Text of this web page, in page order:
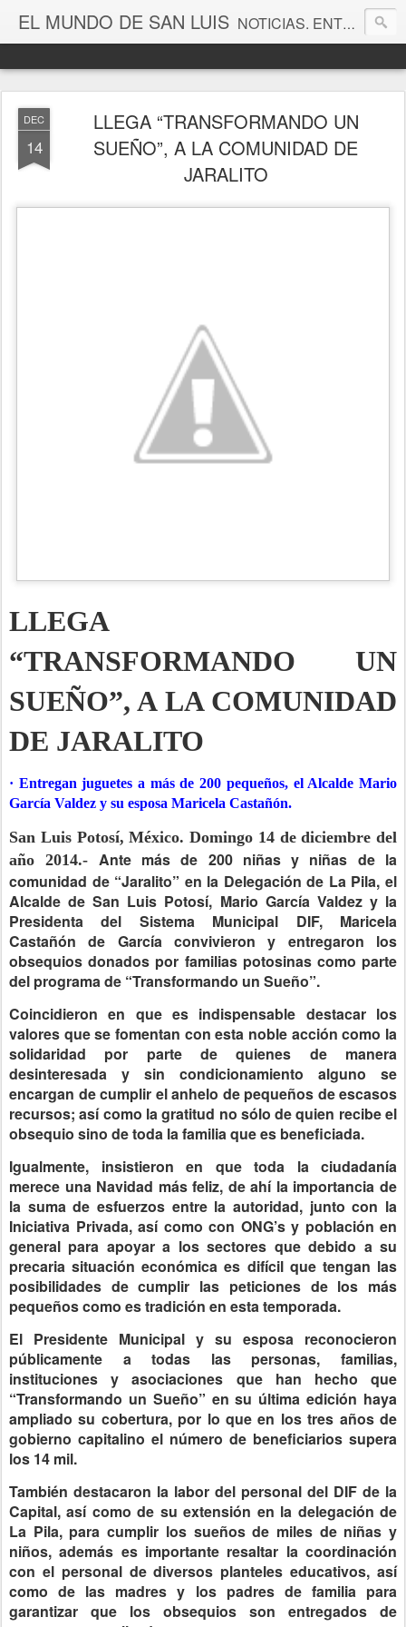
EL MUNDO DE SAN LUIS NOTICIAS. ENTRETENIMIENTO. EDITORIALES. CANAL DE VÍDEOS. GALERÍA DE FOTOGRAFÍAS.
DEC
14
LLEGA “TRANSFORMANDO UN
SUEÑO”, A LA COMUNIDAD DE
JARALITO
LLEGA
“TRANSFORMANDO UN
SUEÑO”, A LA COMUNIDAD
DE JARALITO
· Entregan juguetes a más de 200 pequeños, el Alcalde Mario
García Valdez y su esposa Maricela Castañón.
San Luis Potosí, México. Domingo 14 de diciembre del
año 2014.- Ante más de 200 niñas y niñas de la
comunidad de “Jaralito” en la Delegación de La Pila, el
Alcalde de San Luis Potosí, Mario García Valdez y la
Presidenta del Sistema Municipal DIF, Maricela
Castañón de García convivieron y entregaron los
obsequios donados por familias potosinas como parte
del programa de “Transformando un Sueño”.
Coincidieron en que es indispensable destacar los
valores que se fomentan con esta noble acción como la
solidaridad por parte de quienes de manera
desinteresada y sin condicionamiento alguno se
encargan de cumplir el anhelo de pequeños de escasos
recursos; así como la gratitud no sólo de quien recibe el
obsequio sino de toda la familia que es beneficiada.
Igualmente, insistieron en que toda la ciudadanía
merece una Navidad más feliz, de ahí la importancia de
la suma de esfuerzos entre la autoridad, junto con la
Iniciativa Privada, así como con ONG’s y población en
general para apoyar a los sectores que debido a su
precaria situación económica es difícil que tengan las
posibilidades de cumplir las peticiones de los más
pequeños como es tradición en esta temporada.
El Presidente Municipal y su esposa reconocieron
públicamente a todas las personas, familias,
instituciones y asociaciones que han hecho que
“Transformando un Sueño” en su última edición haya
ampliado su cobertura, por lo que en los tres años de
gobierno capitalino el número de beneficiarios supera
los 14 mil.
También destacaron la labor del personal del DIF de la
Capital, así como de su extensión en la delegación de
La Pila, para cumplir los sueños de miles de niñas y
niños, además es importante resaltar la coordinación
con el personal de diversos planteles educativos, así
como de las madres y los padres de familia para
garantizar que los obsequios son entregados de